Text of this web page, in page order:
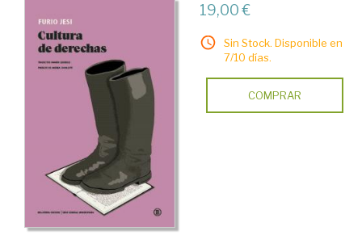
19,00 €
Sin Stock. Disponible en
7/10 días.
COMPRAR